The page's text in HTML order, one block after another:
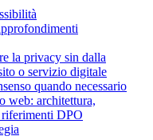
la privacy sin dalla
o servizio digitale
quando necessario
web: architettura,
DPO